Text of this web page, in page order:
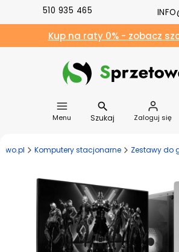
510 935 465
Kup na raty 0% - zobacz
Menu Szukaj Zaloguj się
Komputery stacjonarne Zestawy do